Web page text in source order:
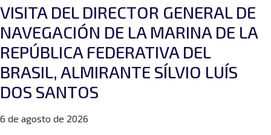
VISITA DEL DIRECTOR GENERAL DE
NAVEGACIÓN DE LA MARINA DE LA
REPÚBLICA FEDERATIVA DEL
BRASIL, ALMIRANTE SÍLVIO LUÍS
DOS SANTOS
6 de agosto de 2026